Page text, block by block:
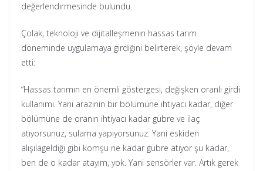
değerlendirmesinde bulundu.
Çolak, teknoloji ve dijitalleşmenin hassas tarım
döneminde uygulamaya girdiğini belirterek, şöyle devam
etti:
“Hassas tarımın en önemli göstergesi, değişken oranlı girdi
kullanımı. Yani arazinin bir bölümüne ihtiyacı kadar, diğer
bölümüne de oranın ihtiyacı kadar gübre ve ilaç
atıyorsunuz, sulama yapıyorsunuz. Yani eskiden
alışılageldiği gibi komşu ne kadar gübre atıyor şu kadar,
ben de o kadar atayım, yok. Yani sensörler var. Artık gerek